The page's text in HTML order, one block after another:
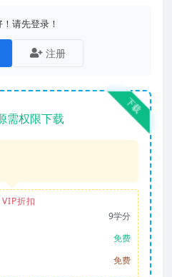
请先登录！
注册
下载
需权限下载
VIP折扣
9学分
免费
免费